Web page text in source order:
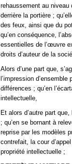
rehaussement au niveau
derrière la portière ;
des feux, ainsi que du
qu’en conséquence,
essentielles de l’œuvre
droits d’auteur de la
Alors d’une part que,
l’impression
différences ; qu’en
intellectuelle,
Et alors d’autre part
; qu’en se bornant à
reprise par les modèles
contrefait, la cour
propriété intellectuelle ;